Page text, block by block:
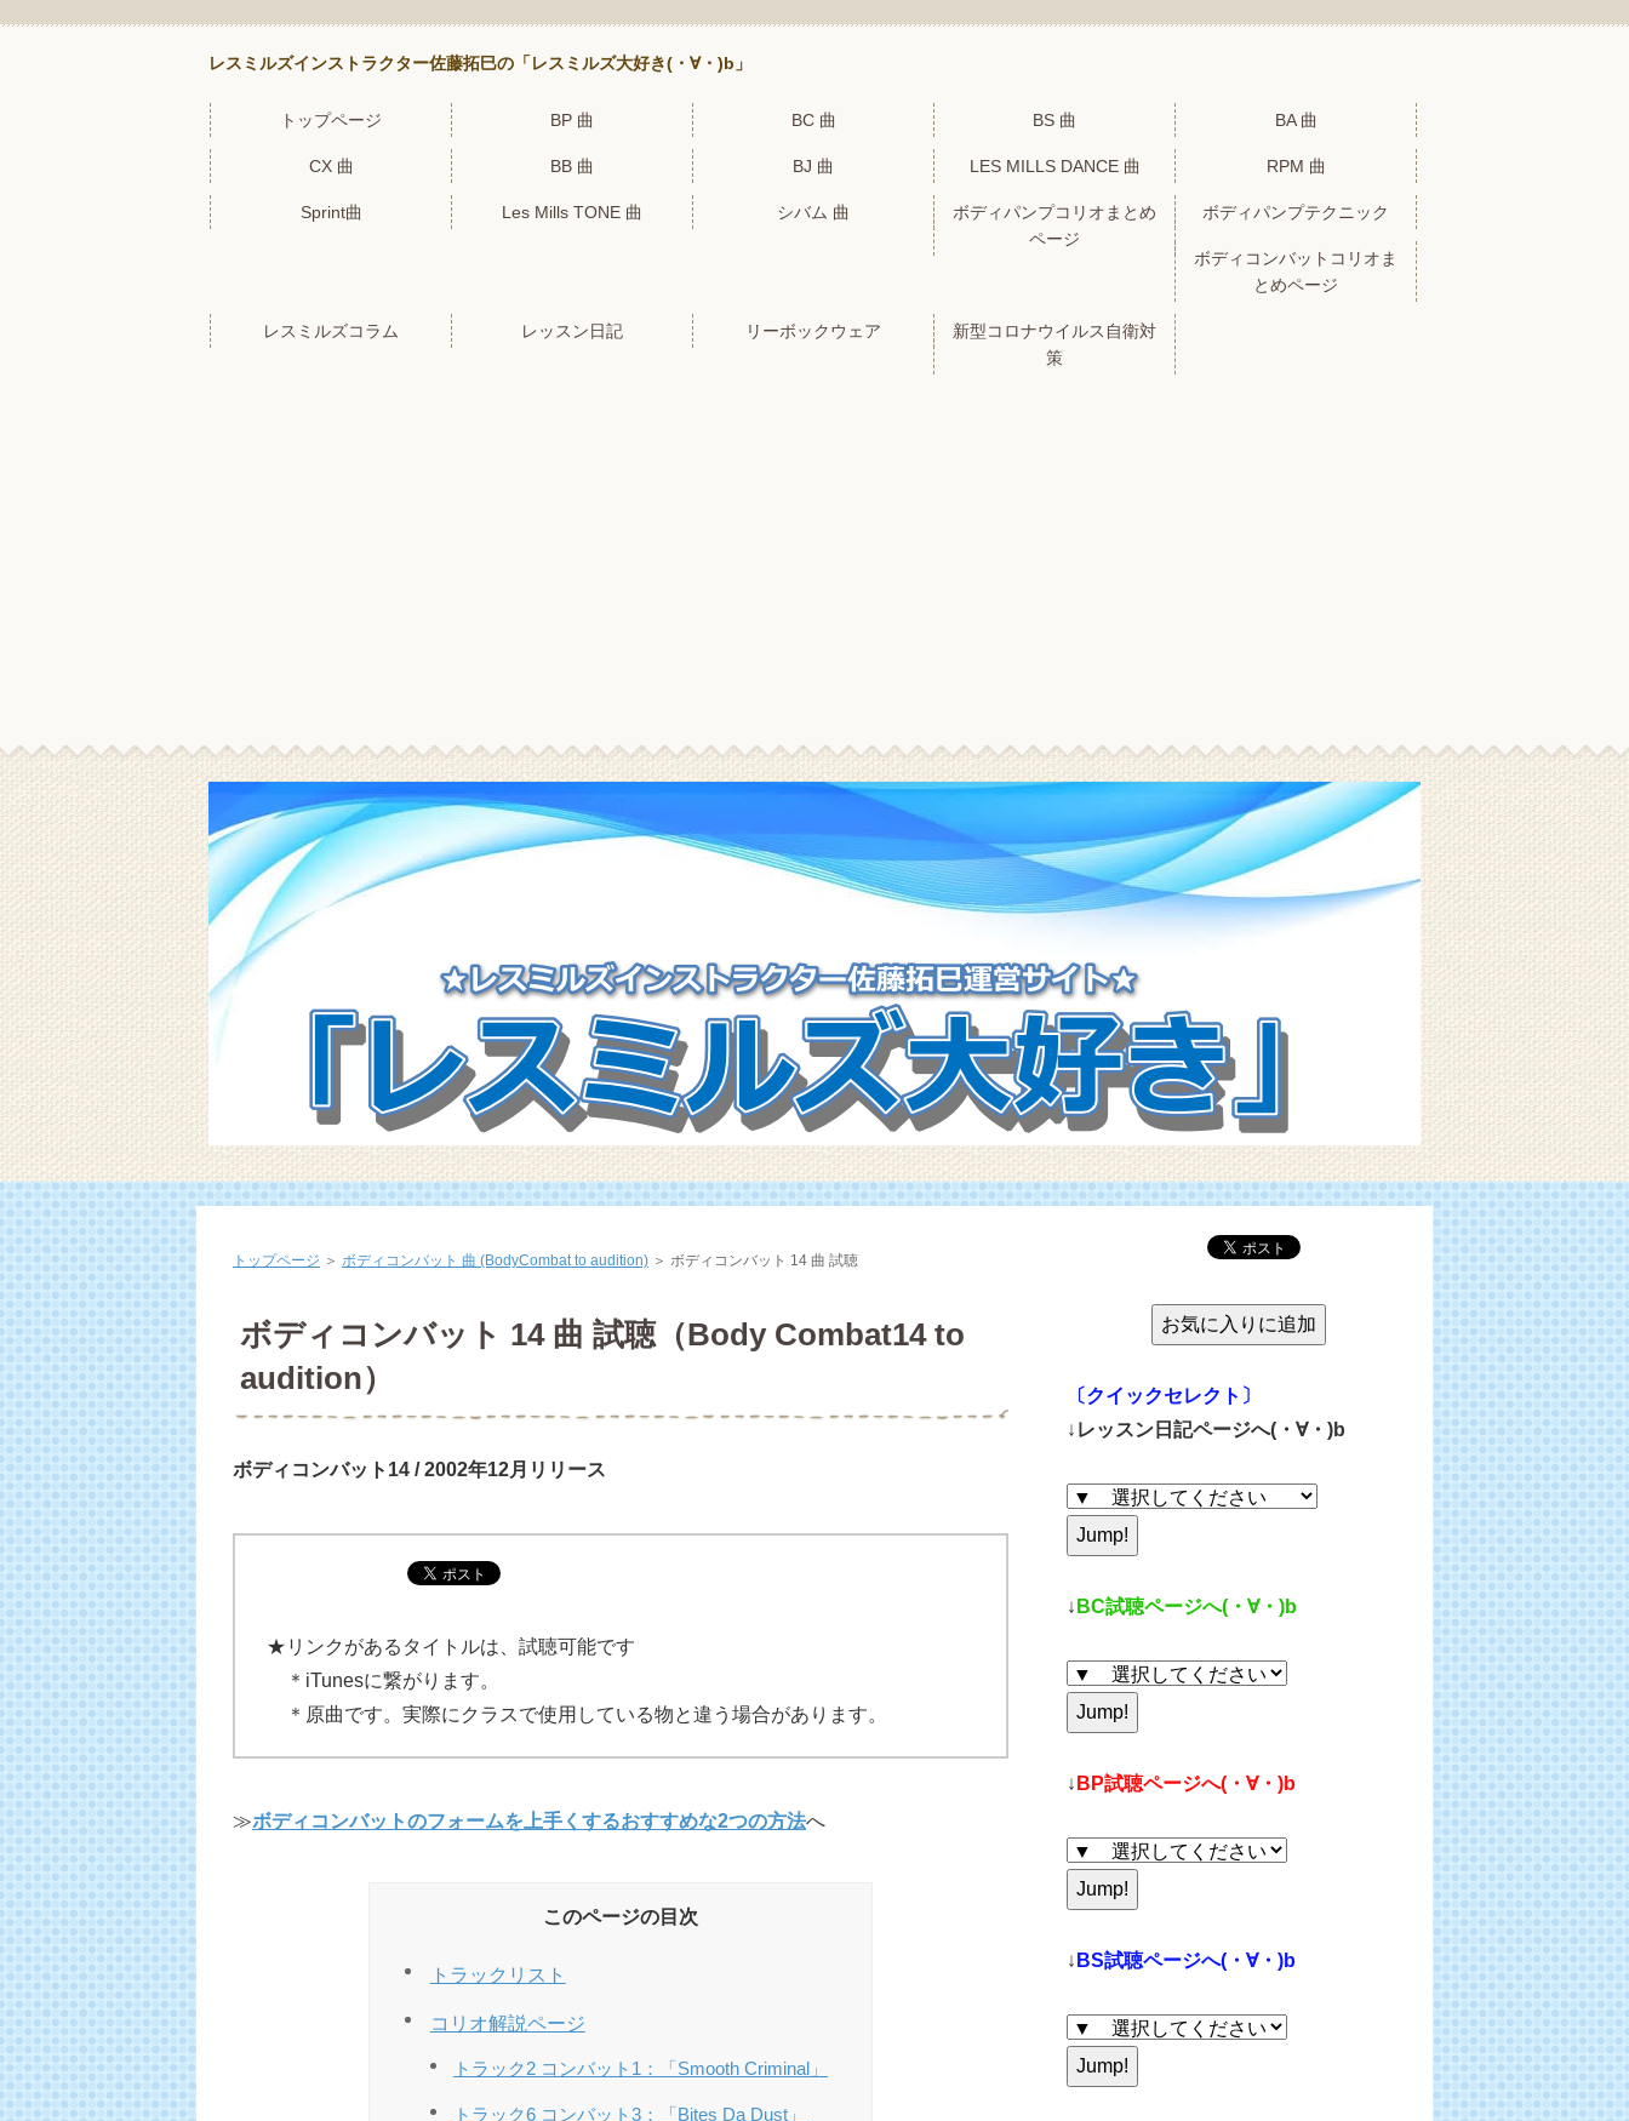
レスミルズインストラクター佐藤拓巳の「レスミルズ大好き(・∀・)b」
トップページ BP 曲 BC 曲 BS 曲 BA 曲
CX 曲 BB 曲 BJ 曲 LES MILLS DANCE 曲 RPM 曲
Sprint曲 Les Mills TONE 曲 シバム 曲
ボディパンプコリオまとめ
ページ
ボディパンプテクニック
ボディコンバットコリオま
とめページ
レスミルズコラム レッスン日記 リーボックウェア
新型コロナウイルス自衛対
策
トップページ ＞ ボディコンバット 曲 (BodyCombat to audition) ＞ ボディコンバット 14 曲 試聴
ボディコンバット 14 曲 試聴（Body Combat14 to
audition）
ボディコンバット14 / 2002年12月リリース
★リンクがあるタイトルは、試聴可能です
＊iTunesに繋がります。
＊原曲です。実際にクラスで使用している物と違う場合があります。
≫ボディコンバットのフォームを上手くするおすすめな2つの方法へ
このページの目次
トラックリスト
コリオ解説ページ
トラック2 コンバット1：「Smooth Criminal」
トラック6 コンバット3：「Bites Da Dust」
〔クイックセレクト〕
↓ レッスン日記ページへ(・∀・)b
↓ BC試聴ページへ(・∀・)b
↓ BP試聴ページへ(・∀・)b
↓ BS試聴ページへ(・∀・)b